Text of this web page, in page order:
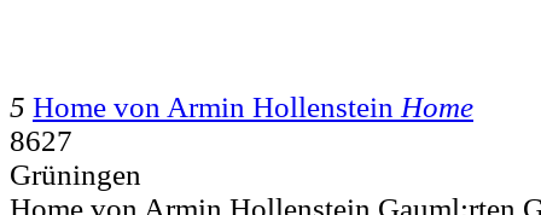
5 Home von Armin Hollenstein Home
8627
Grüningen
Home von Armin Hollenstein Gauml;rten